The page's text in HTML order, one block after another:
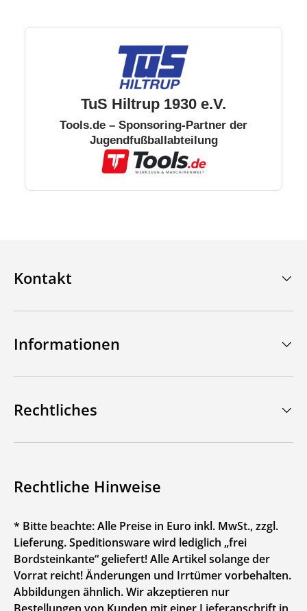
TuS Hiltrup 1930 e.V.
Tools.de – Sponsoring-Partner der
Jugendfußballabteilung
Kontakt
Informationen
Rechtliches
Rechtliche Hinweise
* Bitte beachte: Alle Preise in Euro inkl. MwSt., zzgl.
Lieferung. Speditionsware wird lediglich „frei
Bordsteinkante“ geliefert! Alle Artikel solange der
Vorrat reicht! Änderungen und Irrtümer vorbehalten.
Abbildungen ähnlich. Wir akzeptieren nur